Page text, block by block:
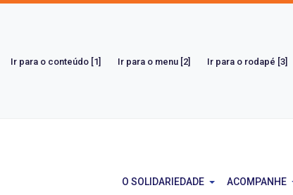
Ir para o conteúdo [1] Ir para o menu [2] Ir para o rodapé [3]
O SOLIDARIEDADE ACOMPANHE